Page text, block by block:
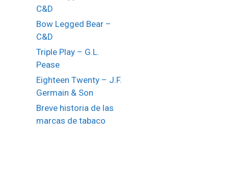
C&D
Bow Legged Bear –
C&D
Triple Play – G.L.
Pease
Eighteen Twenty – J.F.
Germain & Son
Breve historia de las
marcas de tabaco